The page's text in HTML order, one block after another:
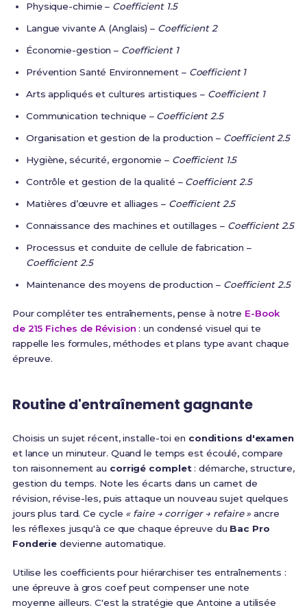
Physique-chimie – Coefficient 1.5
Langue vivante A (Anglais) – Coefficient 2
Économie-gestion – Coefficient 1
Prévention Santé Environnement – Coefficient 1
Arts appliqués et cultures artistiques – Coefficient 1
Communication technique – Coefficient 2.5
Organisation et gestion de la production – Coefficient 2.5
Hygiène, sécurité, ergonomie – Coefficient 1.5
Contrôle et gestion de la qualité – Coefficient 2.5
Matières d’œuvre et alliages – Coefficient 2.5
Connaissance des machines et outillages – Coefficient 2.5
Processus et conduite de cellule de fabrication –
Coefficient 2.5
Maintenance des moyens de production – Coefficient 2.5
Pour compléter tes entraînements, pense à notre E-Book
de 215 Fiches de Révision : un condensé visuel qui te
rappelle les formules, méthodes et plans type avant chaque
épreuve.
Routine d'entraînement gagnante
Choisis un sujet récent, installe-toi en conditions d'examen
et lance un minuteur. Quand le temps est écoulé, compare
ton raisonnement au corrigé complet : démarche, structure,
gestion du temps. Note les écarts dans un carnet de
révision, révise-les, puis attaque un nouveau sujet quelques
jours plus tard. Ce cycle « faire → corriger → refaire » ancre
les réflexes jusqu'à ce que chaque épreuve du Bac Pro
Fonderie devienne automatique.
Utilise les coefficients pour hiérarchiser tes entraînements :
une épreuve à gros coef peut compenser une note
moyenne ailleurs. C'est la stratégie que Antoine a utilisée